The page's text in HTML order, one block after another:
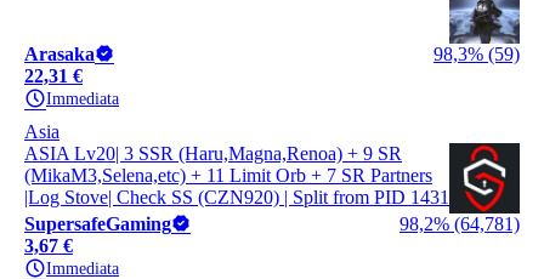
Arasaka
98,3% (59)
22,31 €
Immediata
Asia
ASIA Lv20| 3 SSR (Haru,Magna,Renoa) + 9 SR
(MikaM3,Selena,etc) + 11 Limit Orb + 7 SR Partners
|Log Stove| Check SS (CZN920) | Split from PID 1431
SupersafeGaming
98,2% (64,781)
3,67 €
Immediata